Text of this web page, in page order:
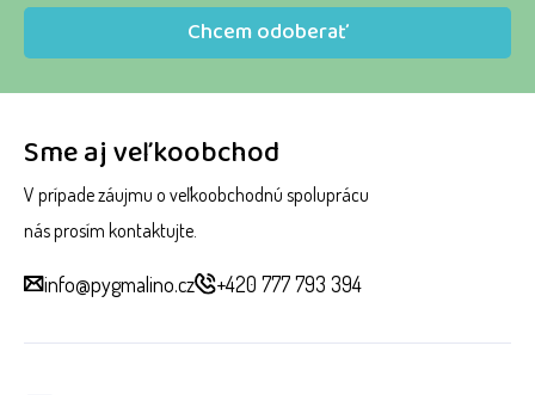
Sme aj veľkoobchod
V prípade záujmu o veľkoobchodnú spoluprácu
nás prosím kontaktujte.
info@pygmalino.cz +420 777 793 394
Chcem odoberať